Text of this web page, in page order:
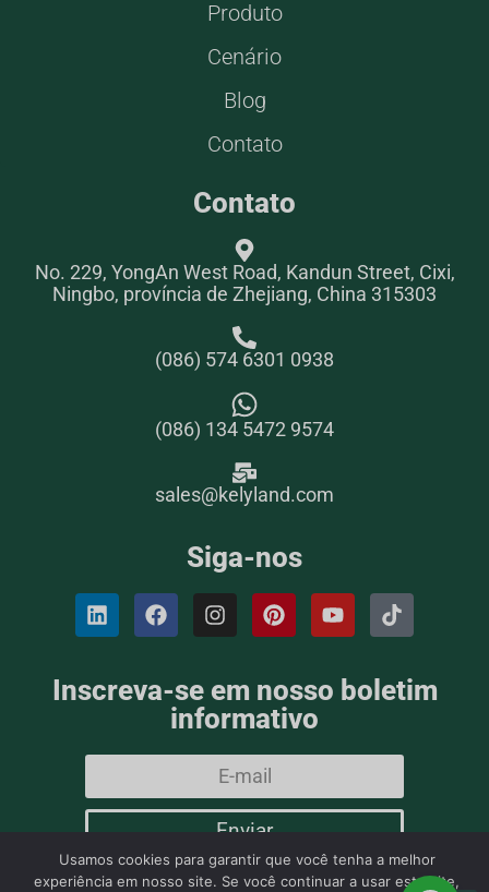
Produto
Cenário
Blog
Contato
Contato
No. 229, YongAn West Road, Kandun Street, Cixi,
Ningbo, província de Zhejiang, China 315303
(086) 574 6301 0938
(086) 134 5472 9574
sales@kelyland.com
Siga-nos
Inscreva-se em nosso boletim
informativo
Enviar
Usamos cookies para garantir que você tenha a melhor
experiência em nosso site. Se você continuar a usar este site,